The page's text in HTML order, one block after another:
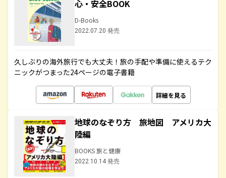
心・安全BOOK
D-Books
2022.07.20 発売
久しぶりの海外旅行でも大丈夫！旅の手配や準備に使えるテク
ニックがつまった24ページの電子書籍
詳細を見る
地球のなぞり方 旅地図 アメリカ大
陸編
BOOKS 旅と健康
2022.10.14 発売